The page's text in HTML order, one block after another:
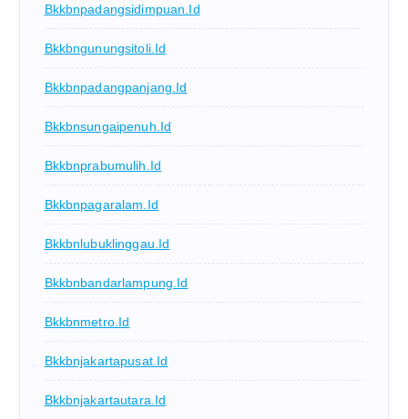
Bkkbnpadangsidimpuan.id
Bkkbngunungsitoli.id
Bkkbnpadangpanjang.id
Bkkbnsungaipenuh.id
Bkkbnprabumulih.id
Bkkbnpagaralam.id
Bkkbnlubuklinggau.id
Bkkbnbandarlampung.id
Bkkbnmetro.id
Bkkbnjakartapusat.id
Bkkbnjakartautara.id